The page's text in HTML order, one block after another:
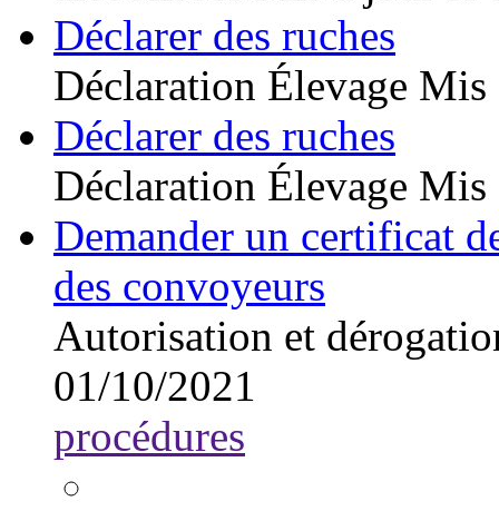
Déclarer des ruches
Déclaration Élevage Mis
Déclarer des ruches
Déclaration Élevage Mis
Demander un certificat
des convoyeurs
Autorisation et
01/10/2021
procédures